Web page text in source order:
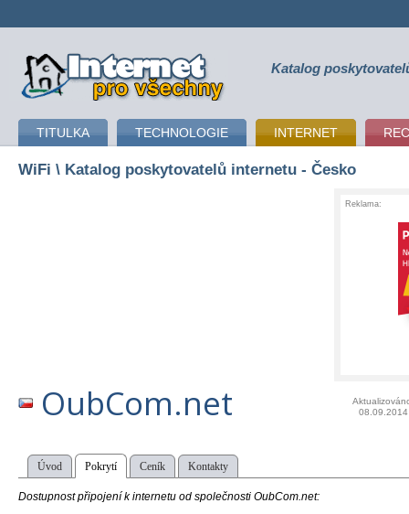
připojení k internetu Katalog
TITULKA TECHNOLOGIE INTERNET
WiFi \ Katalog poskytovatelů internetu - Česko
Reklama:
OubCom.net
08.09.2014
Úvod Pokrytí Ceník Kontakty
Dostupnost připojení k internetu od společnosti OubCom.net: